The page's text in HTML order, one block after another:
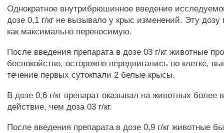
Однократное внутрибрюшинное введение
дозе 0,1 г/кг не вызывало у крыс изменений. Эту
как максимально переносимую.
После введения препарата в дозе 03 г/кг животные
беспокойство, осторожно передвигались по клетке,
течение первых сутокпали 2 белые крысы.
В дозе 0,6 г/кг препарат оказывал на животных более
действие, чем доза 03 г/кг.
После введения препарата в дозе 0,9 г/кг животные